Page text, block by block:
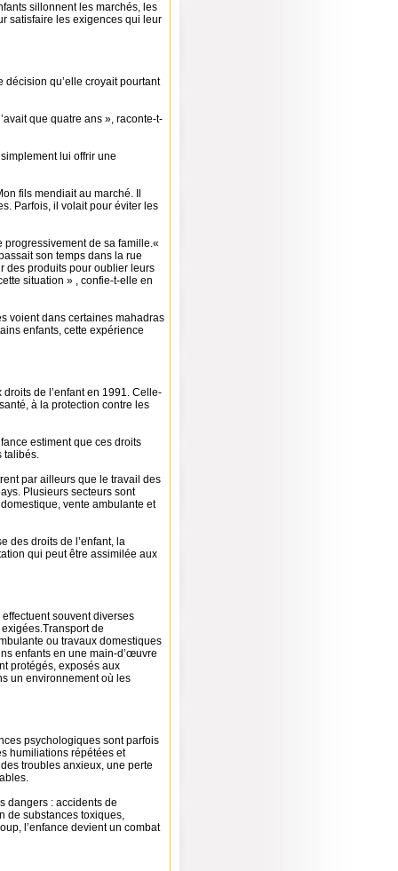
sillonnent les marchés, les
satisfaire les exigences qui leur
décision qu’elle croyait pourtant
que quatre ans », raconte-t-
lui offrir une
fils mendiait au marché. Il
Parfois, il volait pour éviter les
progressivement de sa famille.«
son temps dans la rue
des produits pour oublier leurs
situation » , confie-t-elle en
voient dans certaines mahadras
enfants, cette expérience
de l’enfant en 1991. Celle-
à la protection contre les
estiment que ces droits
talibés.
par ailleurs que le travail des
Plusieurs secteurs sont
vente ambulante et
des droits de l’enfant, la
qui peut être assimilée aux
souvent diverses
de
ou travaux domestiques
enfants en une main-d’œuvre
protégés, exposés aux
un environnement où les
psychologiques sont parfois
humiliations répétées et
troubles anxieux, une perte
dangers : accidents de
de substances toxiques,
l’enfance devient un combat